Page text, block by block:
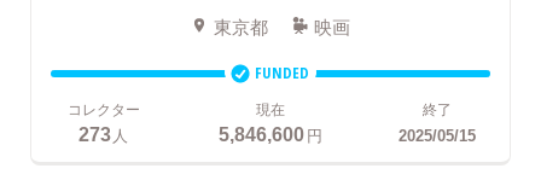
東京都 映画
FUNDED
コレクター
273 人
現在
5,846,600円
終了
2025/05/15